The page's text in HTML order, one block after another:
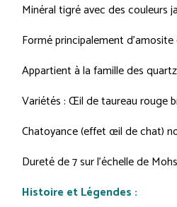
Minéral tigré avec des couleurs
Formé principalement d'amosite
Appartient à la famille des
Variétés : Œil de taureau rouge
Chatoyance (effet œil de chat)
Dureté de 7 sur l'échelle de
Histoire et Légendes :